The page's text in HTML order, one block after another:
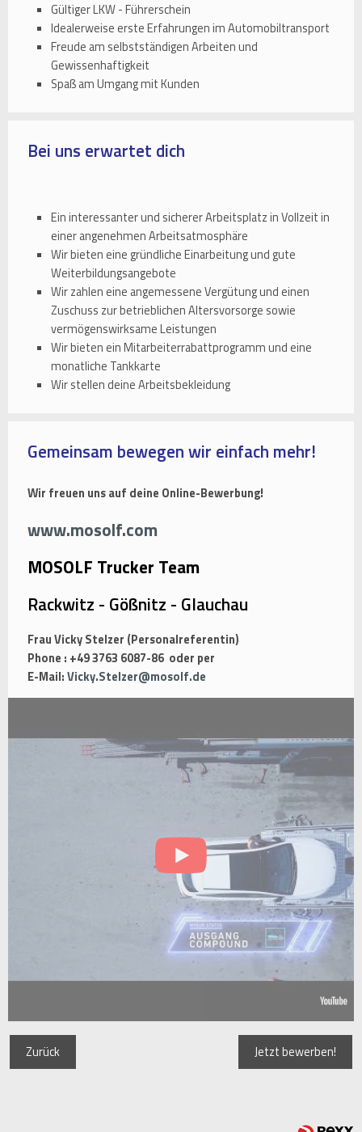
Gültiger LKW - Führerschein
Idealerweise erste Erfahrungen im Automobiltransport
Freude am selbstständigen Arbeiten und
Gewissenhaftigkeit
Spaß am Umgang mit Kunden
Bei uns erwartet dich
Ein interessanter und sicherer Arbeitsplatz in Vollzeit in
einer angenehmen Arbeitsatmosphäre
Wir bieten eine gründliche Einarbeitung und gute
Weiterbildungsangebote
Wir zahlen eine angemessene Vergütung und einen
Zuschuss zur betrieblichen Altersvorsorge sowie
vermögenswirksame Leistungen
Wir bieten ein Mitarbeiterrabattprogramm und eine
monatliche Tankkarte
Wir stellen deine Arbeitsbekleidung
Gemeinsam bewegen wir einfach mehr!
Wir freuen uns auf deine Online-Bewerbung!
www.mosolf.com
MOSOLF Trucker Team
Rackwitz - Gößnitz - Glauchau
Frau Vicky Stelzer (Personalreferentin)
Phone : +49 3763 6087-86 oder per
E-Mail:Vicky.Stelzer@mosolf.de
Zurück Jetzt bewerben!